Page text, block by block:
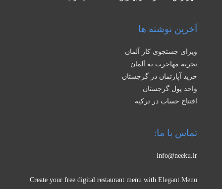
آخرین نوشته ها
ویزای جستجوی کار آلمان
تجربه مهاجرت به آلمان
خرید آپارتمان در گرجستان
واحد پول گرجستان
افتتاح حساب در ترکیه
تماس با ما:
info@neeku.ir
Create your free digital restaurant menu with Elegant Menu